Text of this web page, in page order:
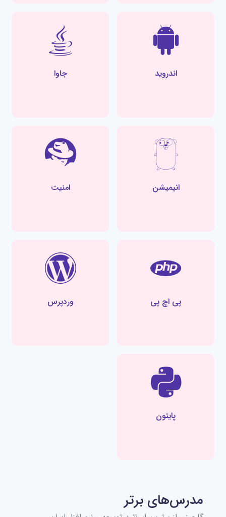
اندروید جاوا
انیمیشن امنیت
پی اچ پی وردپرس
پایتون
مدرس‌های برتر